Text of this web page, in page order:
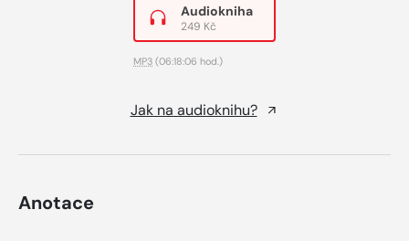
Audiokniha
249 Kč
MP3 (06:18:06 hod.)
Jak na audioknihu?
Anotace